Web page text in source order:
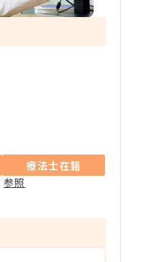
療法士在籍
参照